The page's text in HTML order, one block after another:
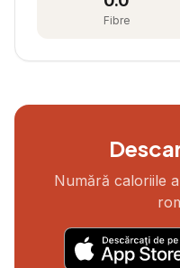
Fibre
Numără caloriile